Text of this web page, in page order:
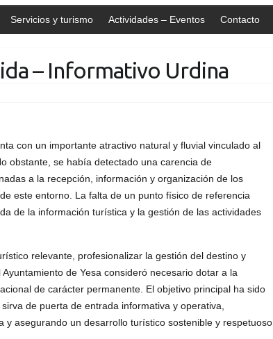
Servicios y turismo Actividades – Eventos Contacto
– Informativo Urdina
con un importante atractivo natural y fluvial vinculado al
obstante, se había detectado una carencia de
a la recepción, información y organización de los
este entorno La falta de un punto físico de referencia
de la información turística y la gestión de las actividades
relevante, profesionalizar la gestión del destino y
de Yesa consideró necesario dotar a la
de carácter permanente El objetivo principal ha sido
de puerta de entrada informativa y operativa,
y asegurando un desarrollo turístico sostenible y respetuoso